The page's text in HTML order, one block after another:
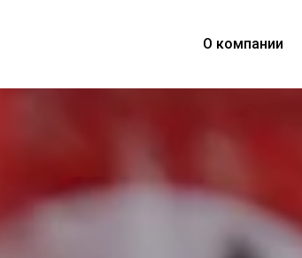
О компании